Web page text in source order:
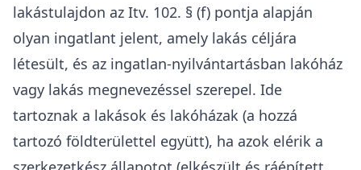
Alternatív értékbecslési módszerek: Ha nem
állnak rendelkezésre összehasonlító adatok, a
NAV egyéb értékbecslési módszereket, például
nettó pótlási költségen alapuló vagy
hozamszámításon alapuló becsléseket
alkalmazhat.
Egyéb tényezők figyelembevétele: A NAV a